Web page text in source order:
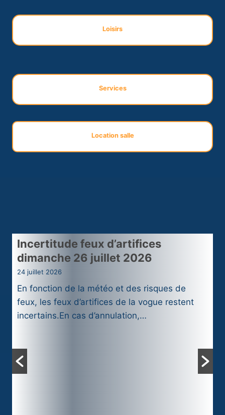
Loisirs
Services
Location salle
Incertitude feux d’artifices
dimanche 26 juillet 2026
24 juillet 2026
En fonction de la météo et des risques de
feux, les feux d’artifices de la vogue restent
incertains.En cas d’annulation,…